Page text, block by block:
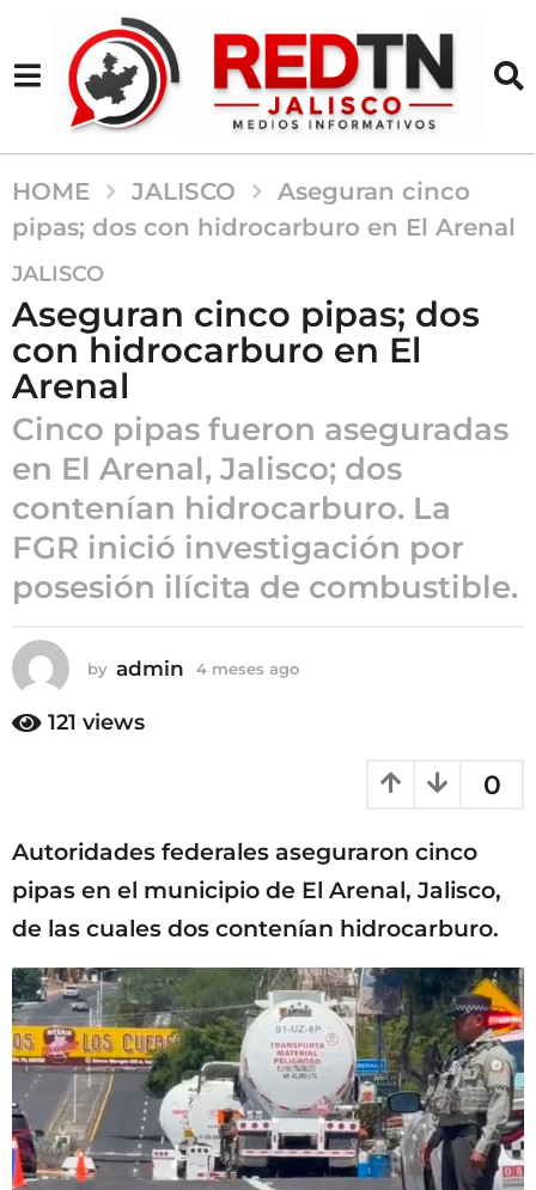
HOME JALISCO
Aseguran cinco
pipas; dos con hidrocarburo en El Arenal
4
m
e
s
e
a
g
o
4
m
e
e
s
g
JALISCO
Aseguran cinco pipas; dos
con hidrocarburo en El
Arenal
Cinco pipas fueron aseguradas
en El Arenal, Jalisco; dos
contenían hidrocarburo. La
FGR inició investigación por
posesión ilícita de combustible.
by admin 4 meses ago
o
121 views
0
Autoridades federales aseguraron cinco
pipas en el municipio de El Arenal, Jalisco,
de las cuales dos contenían hidrocarburo.